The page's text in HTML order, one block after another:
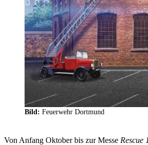
Bild: Feuerwehr Dortmund
Von Anfang Oktober bis zur Messe Rescue